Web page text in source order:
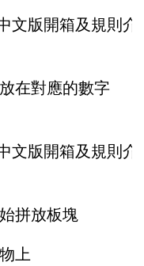
在對應的數字
拼放板塊
上